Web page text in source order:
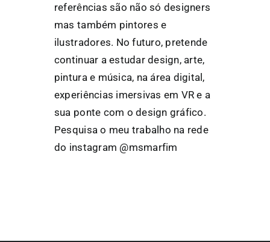
referências são não só designers
mas também pintores e
ilustradores. No futuro, pretende
continuar a estudar design, arte,
pintura e música, na área digital,
experiências imersivas em VR e a
sua ponte com o design gráfico.
Pesquisa o meu trabalho na rede
do instagram @msmarfim